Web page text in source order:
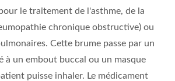
le traitement de l'asthme, de la
chronique obstructive) ou
Cette brume passe par un
à un embout buccal ou un masque
puisse inhaler. Le médicament